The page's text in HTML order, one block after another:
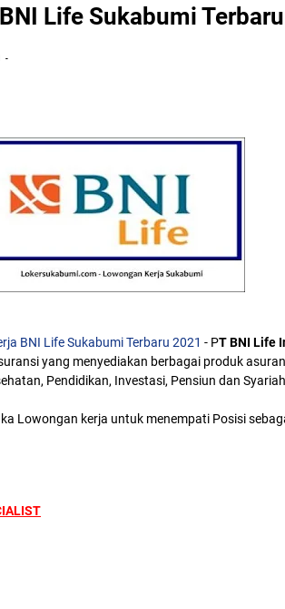
Life Sukabumi
BNI Life Sukabumi Terbaru 2021 - PT BNI Life
yang menyediakan berbagai produk
Pendidikan, Investasi, Pensiun dan
Lowongan kerja untuk menempati Posisi